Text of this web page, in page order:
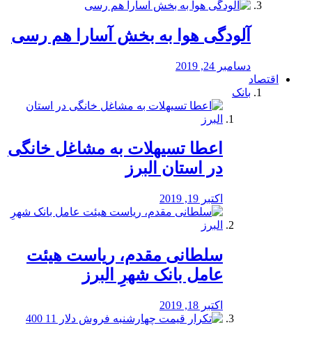
آلودگی هوا به بخش آسارا هم رسی
دسامبر 24, 2019
اقتصاد
بانک
️اعطا تسیهلات به مشاغل خانگی
در استان البرز
اکتبر 19, 2019
سلطانی مقدم، ریاست هیئت
عامل بانک شهرِ البرز
اکتبر 18, 2019